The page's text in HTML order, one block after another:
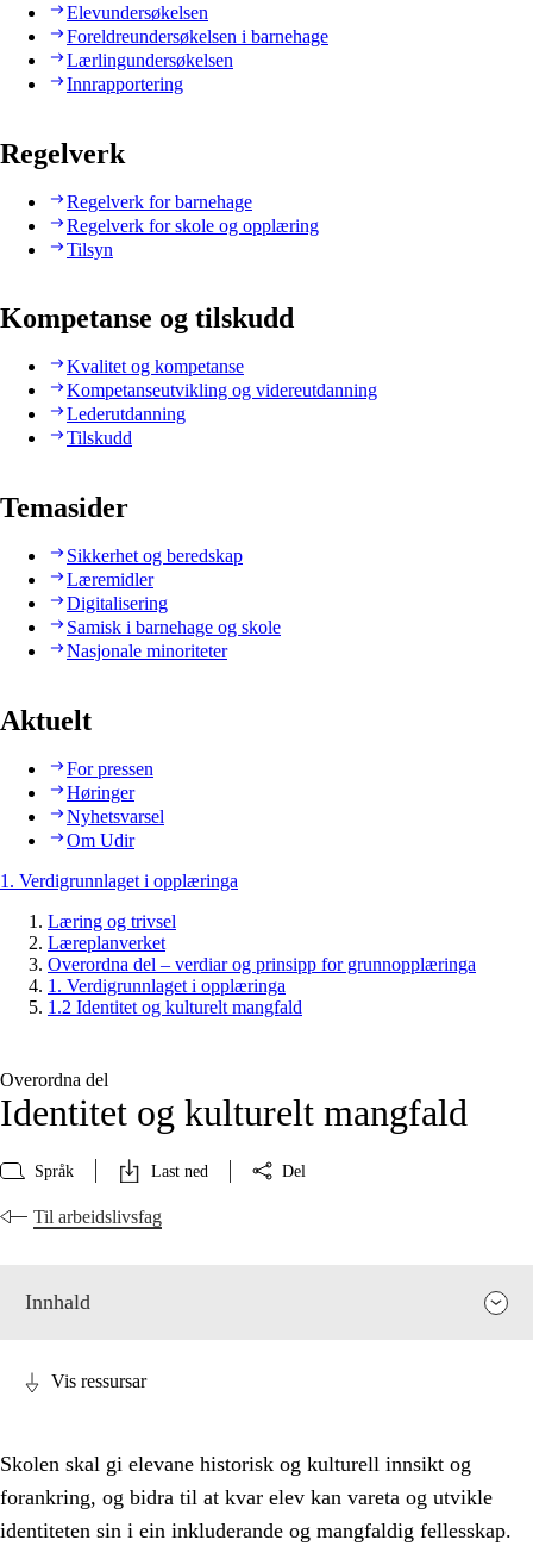
Elevundersøkelsen
Foreldreundersøkelsen i barnehage
Lærlingundersøkelsen
Innrapportering
Regelverk
Regelverk for barnehage
Regelverk for skole og opplæring
Tilsyn
Kompetanse og tilskudd
Kvalitet og kompetanse
Kompetanseutvikling og videreutdanning
Lederutdanning
Tilskudd
Temasider
Sikkerhet og beredskap
Læremidler
Digitalisering
Samisk i barnehage og skole
Nasjonale minoriteter
Aktuelt
For pressen
Høringer
Nyhetsvarsel
Om Udir
1. Verdigrunnlaget i opplæringa
Læring og trivsel
Læreplanverket
Overordna del – verdiar og prinsipp for grunnopplæringa
1. Verdigrunnlaget i opplæringa
1.2 Identitet og kulturelt mangfald
Overordna del
Identitet og kulturelt mangfald
Språk Last ned Del
Til arbeidslivsfag
Innhald
Vis ressursar
Skolen skal gi elevane historisk og kulturell innsikt og
forankring, og bidra til at kvar elev kan vareta og utvikle
identiteten sin i ein inkluderande og mangfaldig fellesskap.